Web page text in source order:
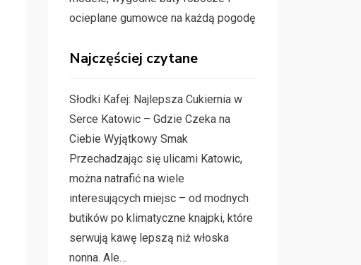
ocieplane gumowce na każdą pogodę
Najczęściej czytane
Słodki Kafej: Najlepsza Cukiernia w
Serce Katowic – Gdzie Czeka na
Ciebie Wyjątkowy Smak
Przechadzając się ulicami Katowic,
można natrafić na wiele
interesujących miejsc – od modnych
butików po klimatyczne knajpki, które
serwują kawę lepszą niż włoska
nonna. Ale…